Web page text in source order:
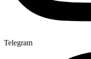
Telegram